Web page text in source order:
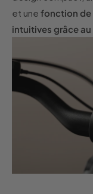
et une fonction de
intuitives grâce